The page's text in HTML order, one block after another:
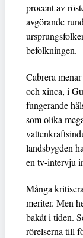
procent av
avgörande
befolkningen.
Cabrera
och xinca, i
fungerande
som olika
landsbygden
en tv-intervju
Många
meriter. Men
bakåt i tiden.
rörelserna till